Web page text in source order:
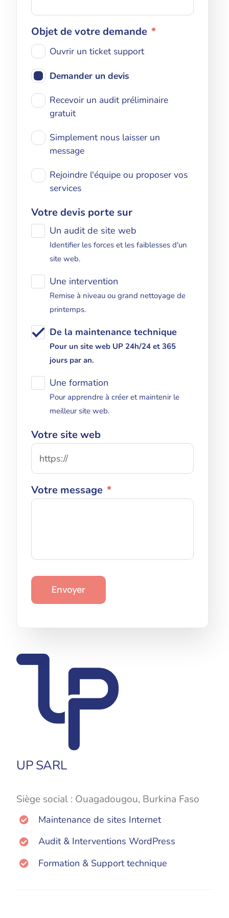
Contact
UP SARL
Siège social : Ouagadougou, Burkina Faso
Maintenance de sites Internet
Audit & Interventions WordPress
Formation & Support technique
Objet de votre demande *
Ouvrir un ticket support
Demander un devis
Recevoir un audit préliminaire
gratuit
Simplement nous laisser un
message
Rejoindre l'équipe ou proposer vos
services
Votre devis porte sur
Un audit de site web
Identifier les forces et les faiblesses d'un
site web.
Une intervention
Remise à niveau ou grand nettoyage de
printemps.
De la maintenance technique
Pour un site web UP 24h/24 et 365
jours par an.
Une formation
Pour apprendre à créer et maintenir le
meilleur site web.
Votre site web
Votre message *
Envoyer